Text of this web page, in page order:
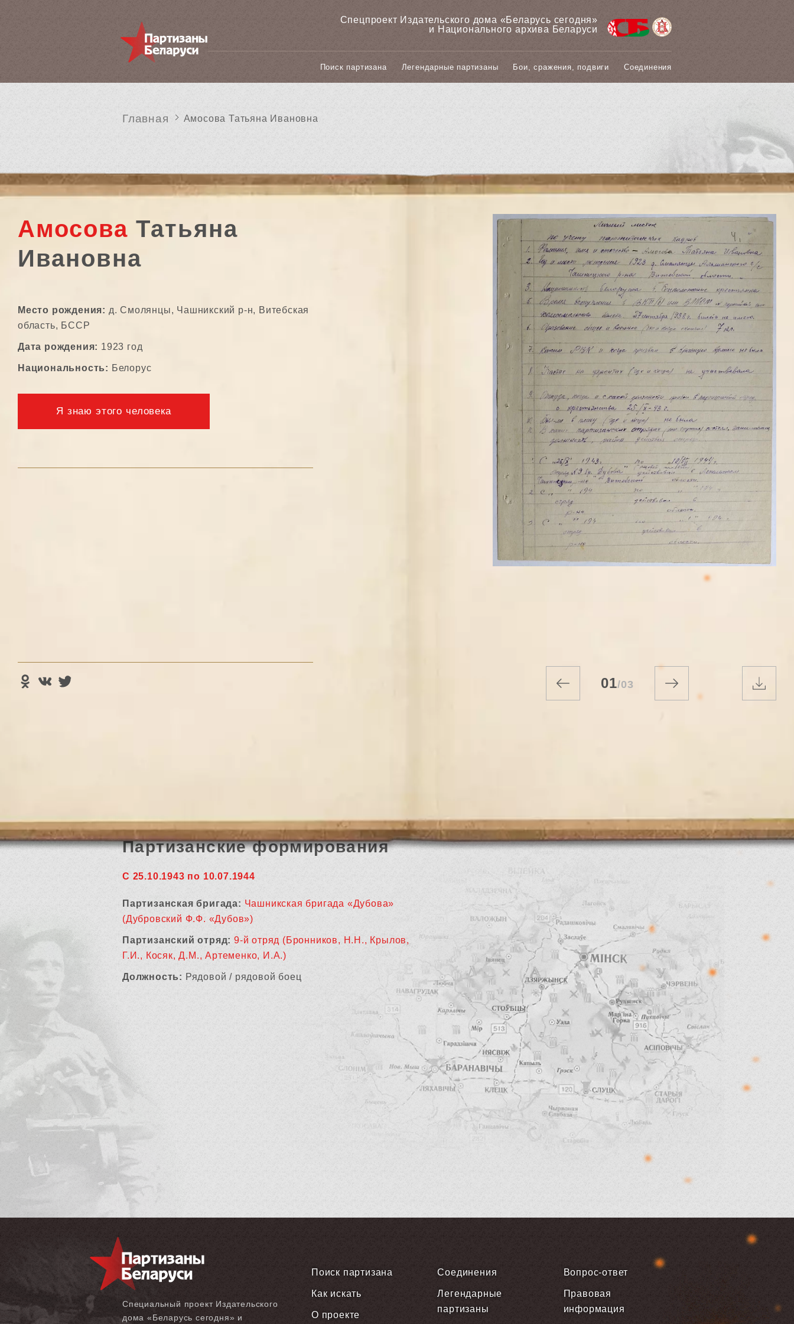
Спецпроект Издательского дома «‎Беларусь сегодня»
и Национального архива Беларуси
Поиск партизана Легендарные партизаны Бои, сражения, подвиги Соединения
Главная Амосова Татьяна Ивановна
Амосова Татьяна
Ивановна
Место рождения: д. Смолянцы, Чашникский р-н, Витебская
область, БССР
Дата рождения: 1923 год
Национальность: Белорус
Я знаю этого человека
01/03
Партизанские формирования
С 25.10.1943 по 10.07.1944
Партизанская бригада: Чашникская бригада «Дубова»
(Дубровский Ф.Ф. «Дубов»)
Партизанский отряд: 9-й отряд (Бронников, Н.Н., Крылов,
Г.И., Косяк, Д.М., Артеменко, И.А.)
Должность: Рядовой / рядовой боец
Специальный проект Издательского
дома «‎Беларусь сегодня» и
Поиск партизана
Как искать
О проекте
Соединения
Легендарные
партизаны
Вопрос-ответ
Правовая
информация